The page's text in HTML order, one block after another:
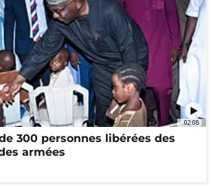
02:08
300 personnes libérées des
armées